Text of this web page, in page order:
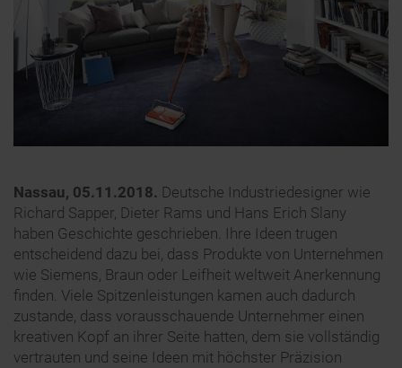
Nassau, 05.11.2018. Deutsche Industriedesigner wie
Richard Sapper, Dieter Rams und Hans Erich Slany
haben Geschichte geschrieben. Ihre Ideen trugen
entscheidend dazu bei, dass Produkte von Unternehmen
wie Siemens, Braun oder Leifheit weltweit Anerkennung
finden. Viele Spitzenleistungen kamen auch dadurch
zustande, dass vorausschauende Unternehmer einen
kreativen Kopf an ihrer Seite hatten, dem sie vollständig
vertrauten und seine Ideen mit höchster Präzision